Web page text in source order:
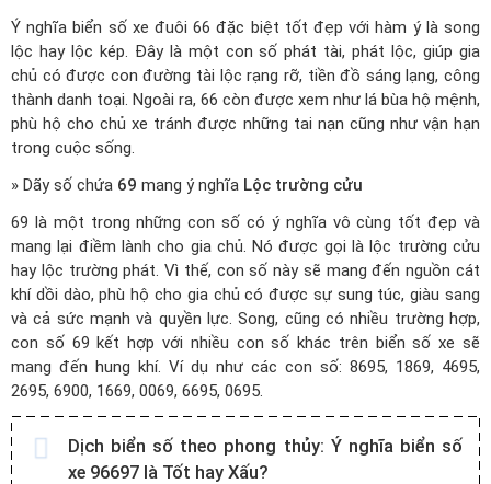
Ý nghĩa biển số xe đuôi 66 đặc biệt tốt đẹp với hàm ý là song
lộc hay lộc kép. Đây là một con số phát tài, phát lộc, giúp gia
chủ có được con đường tài lộc rạng rỡ, tiền đồ sáng lạng, công
thành danh toại. Ngoài ra, 66 còn được xem như lá bùa hộ mệnh,
phù hộ cho chủ xe tránh được những tai nạn cũng như vận hạn
trong cuộc sống.
» Dãy số chứa 69 mang ý nghĩa Lộc trường cửu
69 là một trong những con số có ý nghĩa vô cùng tốt đẹp và
mang lại điềm lành cho gia chủ. Nó được gọi là lộc trường cửu
hay lộc trường phát. Vì thế, con số này sẽ mang đến nguồn cát
khí dồi dào, phù hộ cho gia chủ có được sự sung túc, giàu sang
và cả sức mạnh và quyền lực. Song, cũng có nhiều trường hợp,
con số 69 kết hợp với nhiều con số khác trên biển số xe sẽ
mang đến hung khí. Ví dụ như các con số: 8695, 1869, 4695,
2695, 6900, 1669, 0069, 6695, 0695.
Dịch biển số theo phong thủy: Ý nghĩa biển số
xe 96697 là Tốt hay Xấu?